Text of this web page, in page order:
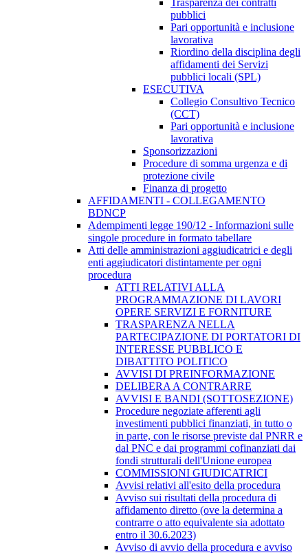
Trasparenza dei contratti
pubblici
Pari opportunità e inclusione
lavorativa
Riordino della disciplina degli
affidamenti dei Servizi
pubblici locali (SPL)
ESECUTIVA
Collegio Consultivo Tecnico
(CCT)
Pari opportunità e inclusione
lavorativa
Sponsorizzazioni
Procedure di somma urgenza e di
protezione civile
Finanza di progetto
AFFIDAMENTI - COLLEGAMENTO
BDNCP
Adempimenti legge 190/12 - Informazioni sulle
singole procedure in formato tabellare
Atti delle amministrazioni aggiudicatrici e degli
enti aggiudicatori distintamente per ogni
procedura
ATTI RELATIVI ALLA
PROGRAMMAZIONE DI LAVORI
OPERE SERVIZI E FORNITURE
TRASPARENZA NELLA
PARTECIPAZIONE DI PORTATORI DI
INTERESSE PUBBLICO E
DIBATTITO POLITICO
AVVISI DI PREINFORMAZIONE
DELIBERA A CONTRARRE
AVVISI E BANDI (SOTTOSEZIONE)
Procedure negoziate afferenti agli
investimenti pubblici finanziati, in tutto o
in parte, con le risorse previste dal PNRR e
dal PNC e dai programmi cofinanziati dai
fondi strutturali dell'Unione europea
COMMISSIONI GIUDICATRICI
Avvisi relativi all'esito della procedura
Avviso sui risultati della procedura di
affidamento diretto (ove la determina a
contrarre o atto equivalente sia adottato
entro il 30.6.2023)
Avviso di avvio della procedura e avviso